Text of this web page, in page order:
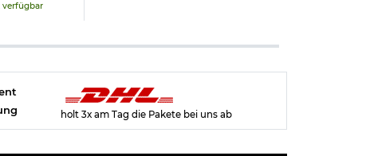
holt 3x am Tag die Pakete bei uns ab